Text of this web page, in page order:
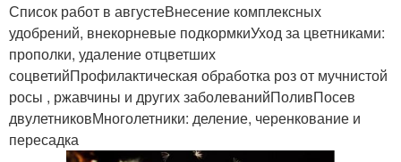
Список работ в августеВнесение комплексных
удобрений, внекорневые подкормкиУход за цветниками:
прополки, удаление отцветших
соцветийПрофилактическая обработка роз от мучнистой
росы , ржавчины и других заболеванийПоливПосев
двулетниковМноголетники: деление, черенкование и
пересадка